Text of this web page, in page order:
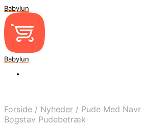
Babylun
Babylun
Forside / Nyheder / Pude Med
Bogstav Pudebetræk